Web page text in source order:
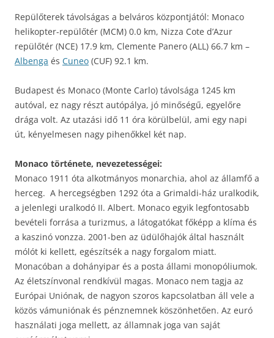
Repülőterek távolságas a belváros központjától: Monaco
helikopter-repülőtér (MCM) 0.0 km, Nizza Cote d’Azur
repülőtér (NCE) 17.9 km, Clemente Panero (ALL) 66.7 km –
Albenga és Cuneo (CUF) 92.1 km.
Budapest és Monaco (Monte Carlo) távolsága 1245 km
autóval, ez nagy részt autópálya, jó minőségű, egyelőre
drága volt. Az utazási idő 11 óra körülbelül, ami egy napi
út, kényelmesen nagy pihenőkkel két nap.
Monaco története, nevezetességei:
Monaco 1911 óta alkotmányos monarchia, ahol az államfő a
herceg. A hercegségben 1292 óta a Grimaldi-ház uralkodik,
a jelenlegi uralkodó II. Albert. Monaco egyik legfontosabb
bevételi forrása a turizmus, a látogatókat főképp a klíma és
a kaszinó vonzza. 2001-ben az üdülőhajók által használt
mólót ki kellett, egészítsék a nagy forgalom miatt.
Monacóban a dohányipar és a posta állami monopóliumok.
Az életszínvonal rendkívül magas. Monaco nem tagja az
Európai Uniónak, de nagyon szoros kapcsolatban áll vele a
közös vámuniónak és pénznemnek köszönhetően. Az euró
használati joga mellett, az államnak joga van saját